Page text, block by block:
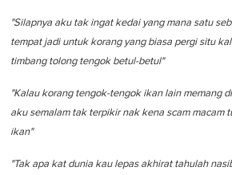
"Silapnya aku tak ingat kedai yang mana satu
tempat jadi untuk korang yang biasa pergi situ
timbang tolong tengok betul-betul"
"Kalau korang tengok-tengok ikan lain memang
aku semalam tak terpikir nak kena scam macam
ikan"
"Tak apa kat dunia kau lepas akhirat tahulah